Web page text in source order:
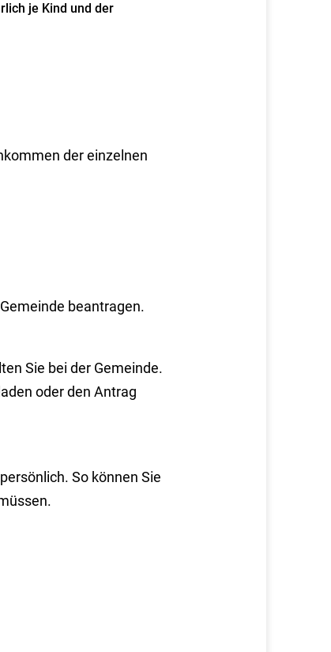
je Kind und der
der einzelnen
beantragen.
Sie bei der Gemeinde.
oder den Antrag
So können Sie